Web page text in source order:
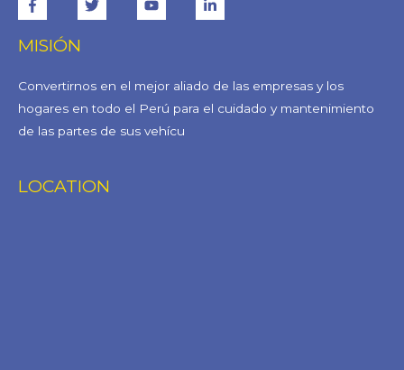
MISIÓN
Convertirnos en el mejor aliado de las empresas y los
hogares en todo el Perú para el cuidado y mantenimiento
de las partes de sus vehícu
LOCATION